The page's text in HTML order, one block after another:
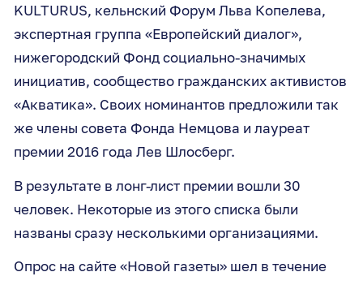
KULTURUS, кельнский Форум Льва Копелева,
экспертная группа «Европейский диалог»,
нижегородский Фонд социально-значимых
инициатив, сообщество гражданских активистов
«Акватика». Своих номинантов предложили так
же члены совета Фонда Немцова и лауреат
премии 2016 года Лев Шлосберг.
В результате в лонг-лист премии вошли 30
человек. Некоторые из этого списка были
названы сразу несколькими организациями.
Опрос на сайте «Новой газеты» шел в течение